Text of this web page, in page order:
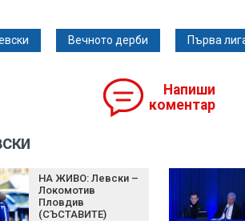
Вечното дерби Първа
Напиши
коментар
НА ЖИВО: Левски –
Локомотив
Пловдив
(СЪСТАВИТЕ)